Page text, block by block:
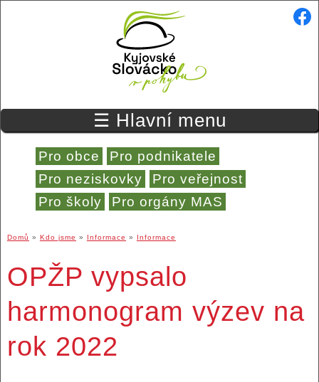
Přejít k hlavnímu obsahu
☰ Hlavní menu
Pro obce
Pro podnikatele
Pro neziskovky
Pro veřejnost
Pro školy
Pro orgány MAS
Jste zde
Domů » Kdo jsme » Informace » Informace
OPŽP vypsalo
harmonogram výzev na
rok 2022